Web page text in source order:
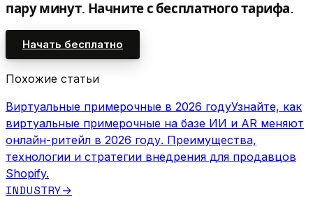
пару минут. Начните с бесплатного тарифа.
Начать бесплатно
Похожие статьи
Виртуальные примерочные в 2026 годуУзнайте, как
виртуальные примерочные на базе ИИ и AR меняют
онлайн-ритейл в 2026 году. Преимущества,
технологии и стратегии внедрения для продавцов
Shopify.
INDUSTRY→